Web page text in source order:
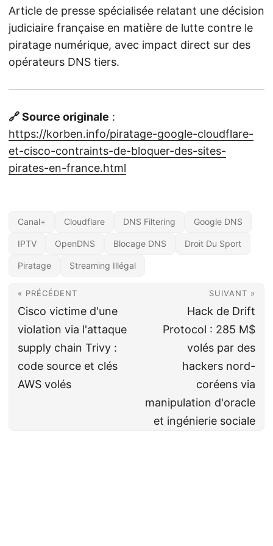
Article de presse spécialisée relatant une décision
judiciaire française en matière de lutte contre le
piratage numérique, avec impact direct sur des
opérateurs DNS tiers.
🔗 Source originale :
https://korben.info/piratage-google-cloudflare-
et-cisco-contraints-de-bloquer-des-sites-
pirates-en-france.html
Canal+ Cloudflare DNS Filtering Google DNS
IPTV OpenDNS Blocage DNS Droit Du Sport
Piratage Streaming Illégal
« PRÉCÉDENT
Cisco victime d'une
violation via l'attaque
supply chain Trivy :
code source et clés
AWS volés
SUIVANT »
Hack de Drift
Protocol : 285 M$
volés par des
hackers nord-
coréens via
manipulation d'oracle
et ingénierie sociale